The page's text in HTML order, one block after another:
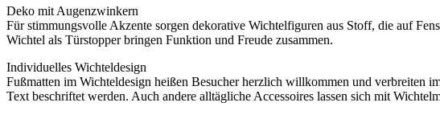
Deko mit Augenzwinkern
Für stimmungsvolle Akzente sorgen dekorative Wichtelfiguren aus Stoff, die auf
Wichtel als Türstopper bringen Funktion und Freude zusammen.
Individuelles Wichteldesign
Fußmatten im Wichteldesign heißen Besucher herzlich willkommen und
Text beschriftet werden. Auch andere alltägliche Accessoires lassen sich mit